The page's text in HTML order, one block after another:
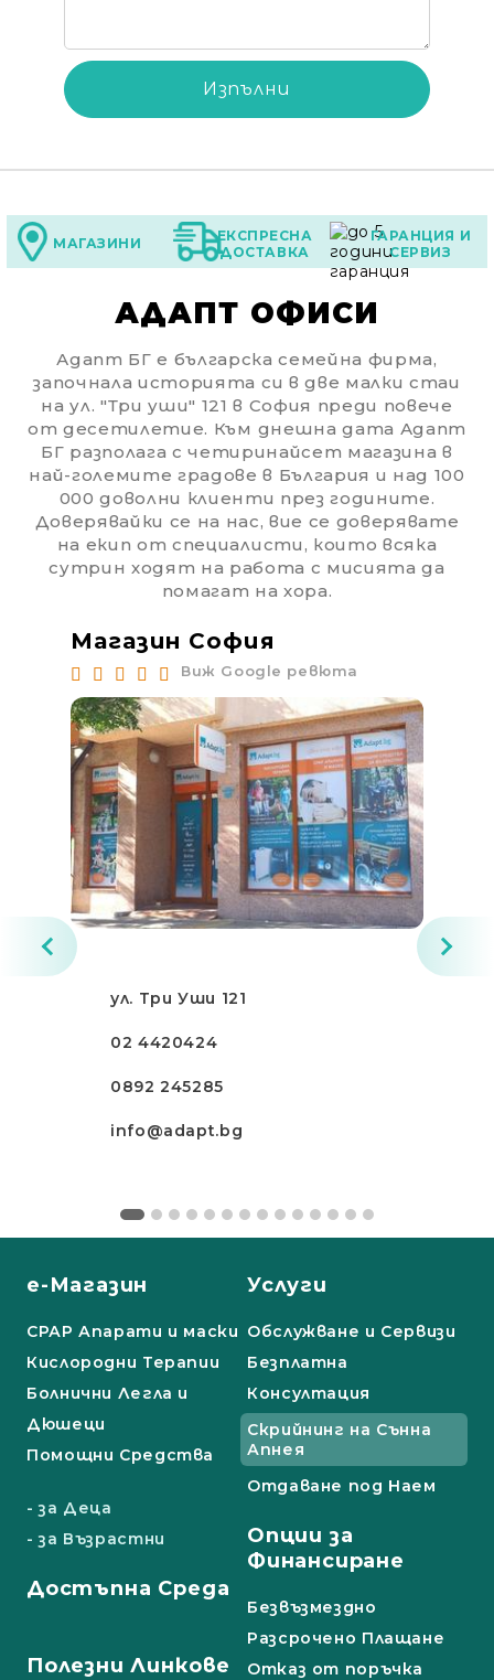
МАГАЗИНИ
ЕКСПРЕСНА
ДОСТАВКА
ГАРАНЦИЯ И
СЕРВИЗ
АДАПТ ОФИСИ
Адапт БГ е българска семейна фирма,
започнала историята си в две малки стаи
на ул. "Три уши" 121 в София преди повече
от десетилетие. Към днешна дата Адапт
БГ разполага с четиринайсет магазина в
най-големите градове в България и над 100
000 доволни клиенти през годините.
Доверявайки се на нас, вие се доверявате
на екип от специалисти, които всяка
сутрин ходят на работа с мисията да
помагат на хора.
Магазин София
Виж Google ревюта
ул. Три Уши 121
02 4420424
0892 245285
info@adapt.bg
е-Магазин
СРАР Апарати и маски
Кислородни Терапии
Болнични Легла и
Дюшеци
Помощни Средства
- за Деца
- за Възрастни
Достъпна Среда
Услуги
Обслужване и Сервизи
Безплатна
Консултация
Скрийнинг на Сънна
Апнея
Отдаване под Наем
Опции за
Финансиране
Безвъзмездно
Разсрочено Плащане
Полезни Линкове Отказ от поръчка